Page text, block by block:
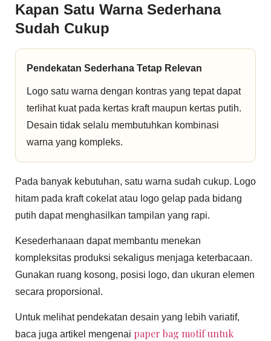
Kapan Satu Warna Sederhana
Sudah Cukup
Pendekatan Sederhana Tetap Relevan
Logo satu warna dengan kontras yang tepat dapat
terlihat kuat pada kertas kraft maupun kertas putih.
Desain tidak selalu membutuhkan kombinasi
warna yang kompleks.
Pada banyak kebutuhan, satu warna sudah cukup. Logo
hitam pada kraft cokelat atau logo gelap pada bidang
putih dapat menghasilkan tampilan yang rapi.
Kesederhanaan dapat membantu menekan
kompleksitas produksi sekaligus menjaga keterbacaan.
Gunakan ruang kosong, posisi logo, dan ukuran elemen
secara proporsional.
Untuk melihat pendekatan desain yang lebih variatif,
baca juga artikel mengenai paper bag motif untuk